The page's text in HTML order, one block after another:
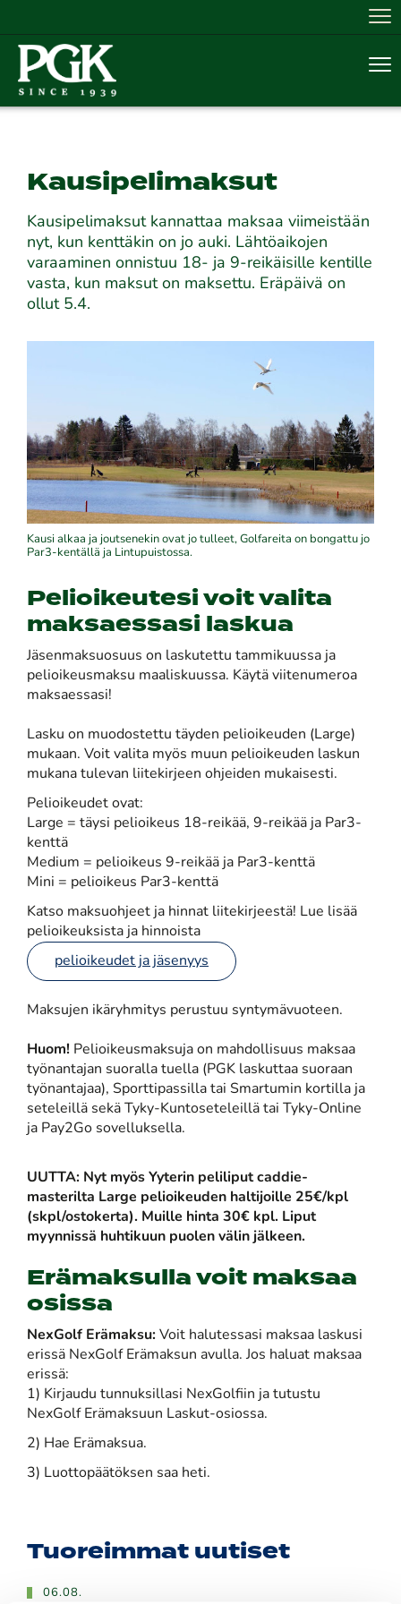
Kausipelimaksut
Kausipelimaksut kannattaa maksaa viimeistään
nyt, kun kenttäkin on jo auki. Lähtöaikojen
varaaminen onnistuu 18- ja 9-reikäisille kentille
vasta, kun maksut on maksettu. Eräpäivä on
ollut 5.4.
Kausi alkaa ja joutsenekin ovat jo tulleet, Golfareita on bongattu jo
Par3-kentällä ja Lintupuistossa.
Pelioikeutesi voit valita
maksaessasi laskua
Jäsenmaksuosuus on laskutettu tammikuussa ja
pelioikeusmaksu maaliskuussa. Käytä viitenumeroa
maksaessasi!
Lasku on muodostettu täyden pelioikeuden (Large)
mukaan. Voit valita myös muun pelioikeuden laskun
mukana tulevan liitekirjeen ohjeiden mukaisesti.
Pelioikeudet ovat:
Large = täysi pelioikeus 18-reikää, 9-reikää ja Par3-
kenttä
Medium = pelioikeus 9-reikää ja Par3-kenttä
Mini = pelioikeus Par3-kenttä
Katso maksuohjeet ja hinnat liitekirjeestä! Lue lisää
pelioikeuksista ja hinnoista
pelioikeudet ja jäsenyys
Maksujen ikäryhmitys perustuu syntymävuoteen.
Huom! Pelioikeusmaksuja on mahdollisuus maksaa
työnantajan suoralla tuella (PGK laskuttaa suoraan
työnantajaa), Sporttipassilla tai Smartumin kortilla ja
seteleillä sekä Tyky-Kuntoseteleillä tai Tyky-Online
ja Pay2Go sovelluksella.
UUTTA: Nyt myös Yyterin peliliput caddie-
masterilta Large pelioikeuden haltijoille 25€/kpl
(skpl/ostokerta). Muille hinta 30€ kpl. Liput
myynnissä huhtikuun puolen välin jälkeen.
Erämaksulla voit maksaa
osissa
NexGolf Erämaksu: Voit halutessasi maksaa laskusi
erissä NexGolf Erämaksun avulla. Jos haluat maksaa
erissä:
1) Kirjaudu tunnuksillasi NexGolfiin ja tutustu
NexGolf Erämaksuun Laskut-osiossa.
2) Hae Erämaksua.
3) Luottopäätöksen saa heti.
Tuoreimmat uutiset
06.08.